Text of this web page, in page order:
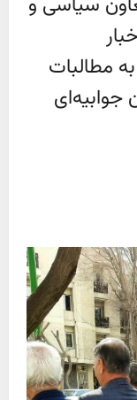
مطالبات
جوابیه‌ای